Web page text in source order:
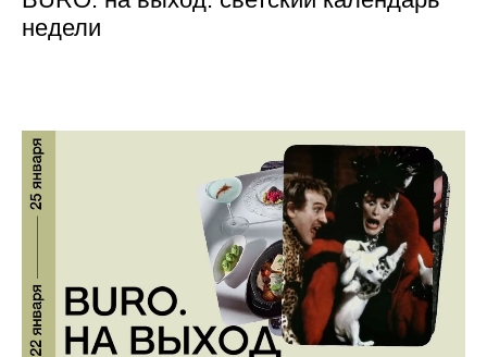
недели